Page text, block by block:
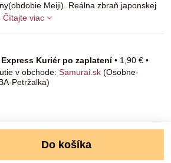
Meiji). Reálna zbraň japonskej
Čítajte viac
Express Kuriér po zaplatení• 1,90 € •
Samurai.sk (Osobne-
Petržalka)
Do košíka